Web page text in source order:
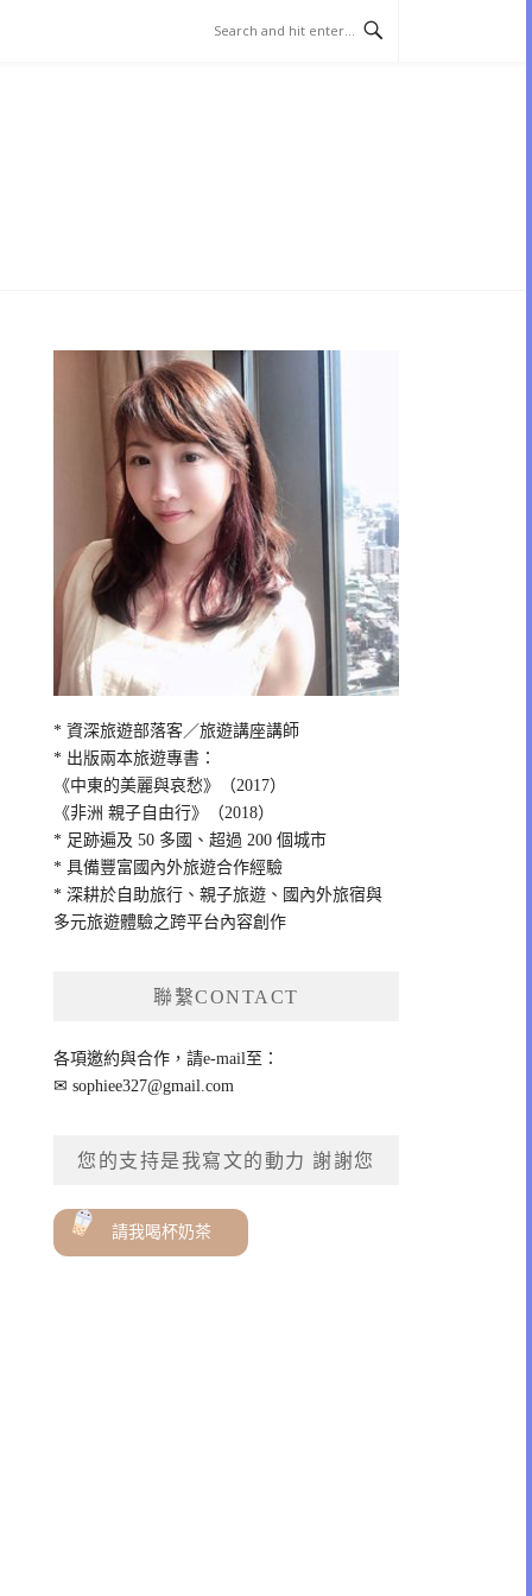
* 資深旅遊部落客／旅遊講座講師
* 出版兩本旅遊專書：
《中東的美麗與哀愁》（2017）
《非洲 親子自由行》（2018）
* 足跡遍及 50 多國、超過 200 個城市
* 具備豐富國內外旅遊合作經驗
* 深耕於自助旅行、親子旅遊、國內外旅宿與
多元旅遊體驗之跨平台內容創作
聯繫CONTACT
各項邀約與合作，請e-mail至：
✉sophiee327@gmail.com
您的支持是我寫文的動力 謝謝您
請我喝杯奶茶